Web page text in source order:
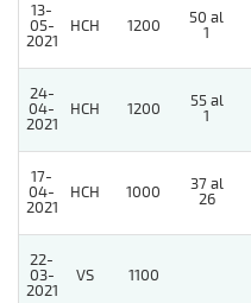
13-
05-
2021
HCH 1200
50 al
1
24-
04-
2021
HCH 1200
55 al
1
17-
04-
2021
HCH 1000
37 al
26
22-
03-
2021
VS 1100